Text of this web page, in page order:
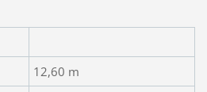
12,60 m